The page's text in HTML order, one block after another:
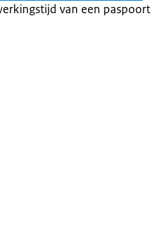
van een paspoort